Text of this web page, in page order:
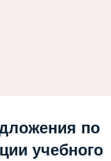
по
учебного